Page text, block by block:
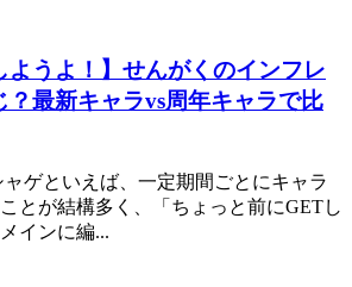
ようよ！】せんがくのインフレ
？最新キャラvs周年キャラで比
ゲといえば、一定期間ごとにキャラ
とが結構多く、「ちょっと前にGETし
インに編...